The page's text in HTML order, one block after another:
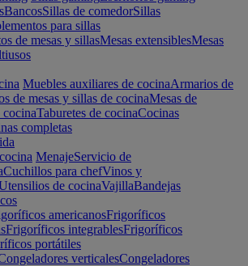
BancosSillas de comedorSillas
para sillas
de mesas y sillasMesas extensiblesMesas
Muebles auxiliares de cocinaArmarios de
de mesas y sillas de cocinaMesas de
cocinaTaburetes de cocinaCocinas
completas
MenajeServicio de
Cuchillos para chefVinos y
de cocinaVajillaBandejas
americanosFrigoríficos
Frigoríficos integrablesFrigoríficos
portátiles
verticalesCongeladores